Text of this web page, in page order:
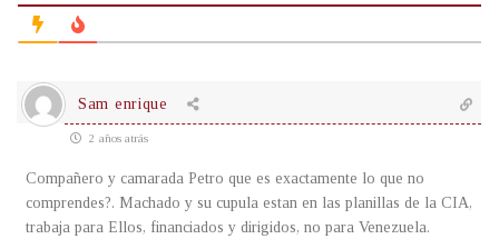
Sam enrique
2 años atrás
Compañero y camarada Petro que es exactamente lo que no
comprendes?. Machado y su cupula estan en las planillas de la CIA,
trabaja para Ellos, financiados y dirigidos, no para Venezuela.